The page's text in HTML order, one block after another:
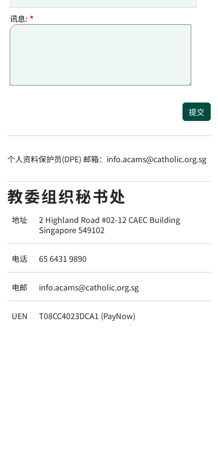
讯息: *
提交
个人资料保护员(DPE) 邮箱：info.acams@catholic.org.sg
教委组织秘书处
地址
2 Highland Road #02-12 CAEC Building
Singapore 549102
电话 65 6431 9890
电邮 info.acams@catholic.org.sg
UEN T08CC4023DCA1 (PayNow)